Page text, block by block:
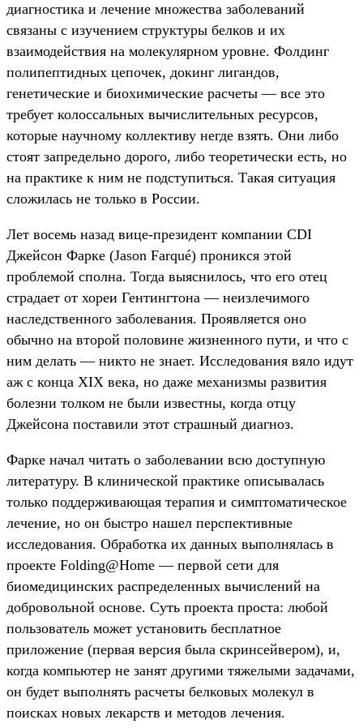
диагностика и лечение множества заболеваний
связаны с изучением структуры белков и их
взаимодействия на молекулярном уровне. Фолдинг
полипептидных цепочек, докинг лигандов,
генетические и биохимические расчеты — все это
требует колоссальных вычислительных ресурсов,
которые научному коллективу негде взять. Они либо
стоят запредельно дорого, либо теоретически есть, но
на практике к ним не подступиться. Такая ситуация
сложилась не только в России.
Лет восемь назад вице-президент компании CDI
Джейсон Фарке (Jason Farqué) проникся этой
проблемой сполна. Тогда выяснилось, что его отец
страдает от хореи Гентингтона — неизлечимого
наследственного заболевания. Проявляется оно
обычно на второй половине жизненного пути, и что с
ним делать — никто не знает. Исследования вяло идут
аж с конца XIX века, но даже механизмы развития
болезни толком не были известны, когда отцу
Джейсона поставили этот страшный диагноз.
Фарке начал читать о заболевании всю доступную
литературу. В клинической практике описывалась
только поддерживающая терапия и симптоматическое
лечение, но он быстро нашел перспективные
исследования. Обработка их данных выполнялась в
проекте Folding@Home — первой сети для
биомедицинских распределенных вычислений на
добровольной основе. Суть проекта проста: любой
пользователь может установить бесплатное
приложение (первая версия была скринсейвером), и,
когда компьютер не занят другими тяжелыми задачами,
он будет выполнять расчеты белковых молекул в
поисках новых лекарств и методов лечения.